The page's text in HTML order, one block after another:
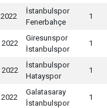
İstanbulspor
Fenerbahçe
1
2022
Giresunspor
İstanbulspor
1
2022
İstanbulspor
Hatayspor
1
Galatasaray
İstanbulspor
1